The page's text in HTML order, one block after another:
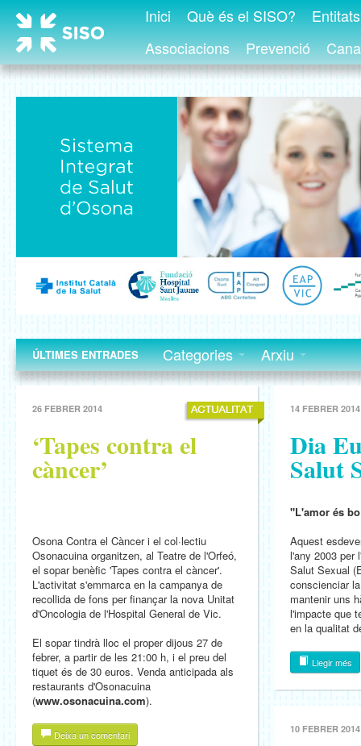
Inici Què és el SISO?
Associacions
Prevenció
ÚLTIMES ENTRADES Categories Arxiu
26 FEBRER 2014
‘Tapes contra el
càncer’
Osona Contra el Càncer i el col·lectiu
Osonacuina organitzen, al Teatre de l'Orfeó,
el sopar benèfic 'Tapes contra el càncer'.
L'activitat s'emmarca en la campanya de
recollida de fons per finançar la nova Unitat
d'Oncologia de l'Hospital General de Vic.
El sopar tindrà lloc el proper dijous 27 de
febrer, a partir de les 21:00 h, i el preu del
tiquet és de 30 euros. Venda anticipada als
restaurants d'Osonacuina
(www.osonacuina.com).
Deixa un comentari
14 FEBRER 2014
Dia
Salut
"L'amor és
Aquest
l'any 2003 per
Salut Sexual
conscienciar
mantenir uns
l'impacte que
en la qualitat
Llegir més
10 FEBRER 2014